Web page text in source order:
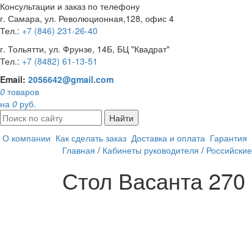
Консультации и заказ по телефону
г. Самара, ул. Революционная,128, офис 4
Тел.: +7 (846) 231-26-40
г. Тольятти, ул. Фрунзе, 14Б, БЦ "Квадрат"
Тел.: +7 (8482) 61-13-51
Email: 2056642@gmail.com
0 товаров
на 0 руб.
Найти
О компании Как сделать заказ Доставка и оплата Гарантия
Главная / Кабинеты руководителя /
Стол Васанта